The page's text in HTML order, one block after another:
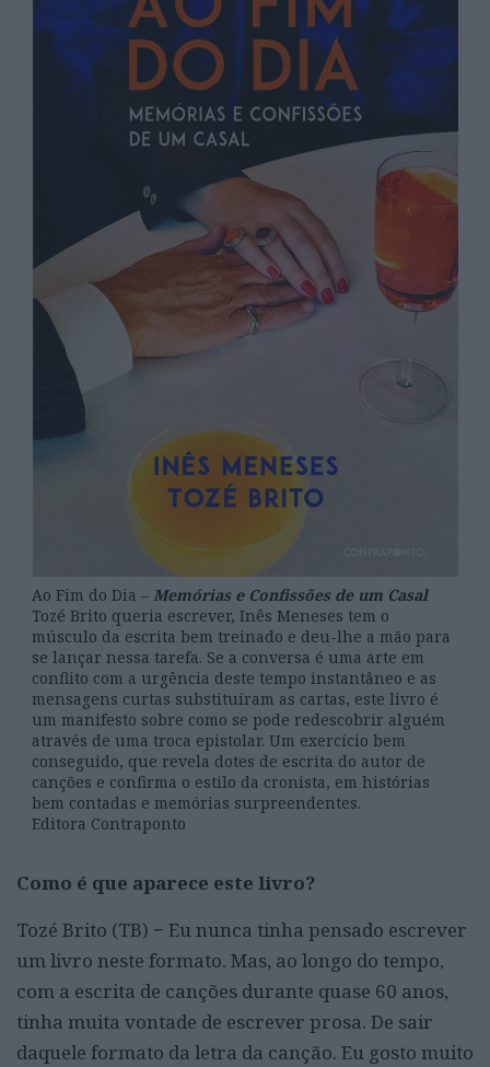
Ao Fim do Dia – Memórias e Confissões de um Casal
Tozé Brito queria escrever, Inês Meneses tem o
músculo da escrita bem treinado e deu-lhe a mão para
se lançar nessa tarefa. Se a conversa é uma arte em
conflito com a urgência deste tempo instantâneo e as
mensagens curtas substituíram as cartas, este livro é
um manifesto sobre como se pode redescobrir alguém
através de uma troca epistolar. Um exercício bem
conseguido, que revela dotes de escrita do autor de
canções e confirma o estilo da cronista, em histórias
bem contadas e memórias surpreendentes.
Editora Contraponto
Como é que aparece este livro?
Tozé Brito (TB) − Eu nunca tinha pensado escrever
um livro neste formato. Mas, ao longo do tempo,
com a escrita de canções durante quase 60 anos,
tinha muita vontade de escrever prosa. De sair
daquele formato da letra da canção. Eu gosto muito